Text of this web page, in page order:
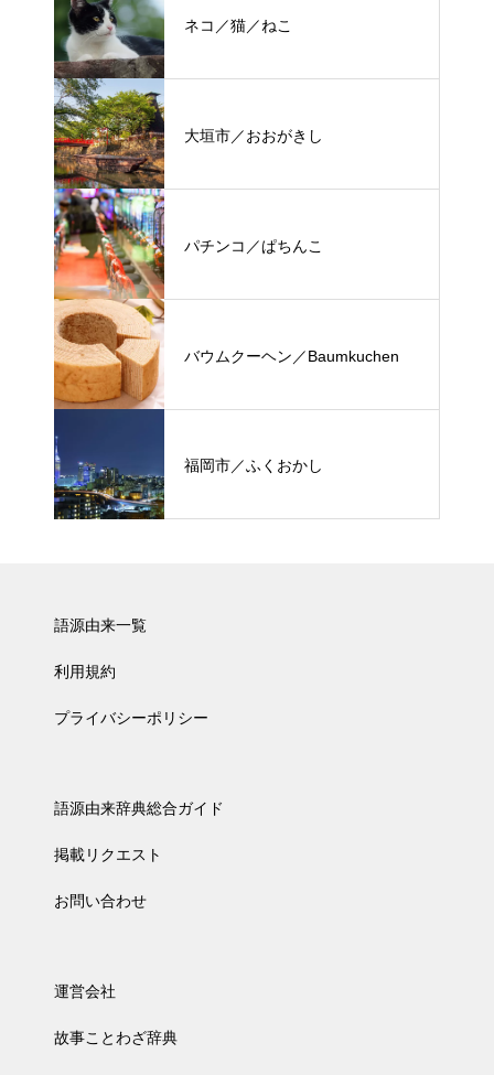
ネコ／猫／ねこ
大垣市／おおがきし
パチンコ／ぱちんこ
バウムクーヘン／Baumkuchen
福岡市／ふくおかし
語源由来一覧
利用規約
プライバシーポリシー
語源由来辞典総合ガイド
掲載リクエスト
お問い合わせ
運営会社
故事ことわざ辞典